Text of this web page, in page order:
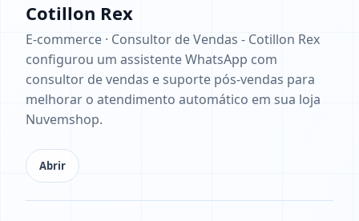
Cotillon Rex
E-commerce · Consultor de Vendas - Cotillon Rex
configurou um assistente WhatsApp com
consultor de vendas e suporte pós-vendas para
melhorar o atendimento automático em sua loja
Nuvemshop.
Abrir